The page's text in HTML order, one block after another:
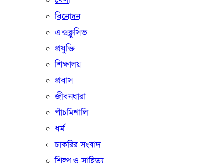
বিনোদন
এক্সক্লুসিভ
প্রযুক্তি
শিক্ষালয়
প্রবাস
জীবনধারা
পাঁচমিশালি
ধর্ম
চাকরির সংবাদ
শিল্প ও সাহিত্য